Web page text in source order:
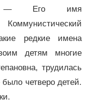
— Его имя
редкие имена
детям многие
трудилась
четверо детей.